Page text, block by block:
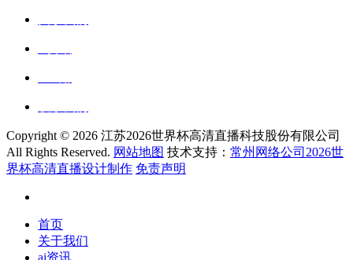
Copyright © 2026 江苏2026世界杯高清直播科技股份有限公司
All Rights Reserved. 网站地图 技术支持： 常州网络公司2026世
界杯高清直播设计制作 免责声明
首页
关于我们